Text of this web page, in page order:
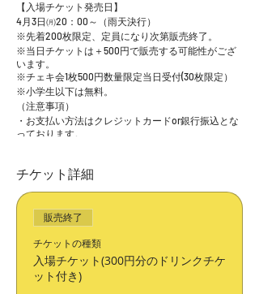
【入場チケット発売日】
4月3日㈪20：00～（雨天決行）
※先着200枚限定、定員になり次第販売終了。
※当日チケットは＋500円で販売する可能性がござ
います。
※チェキ会1枚500円数量限定当日受付(30枚限定）
※小学生以下は無料。
（注意事項）
・お支払い方法はクレジットカードor銀行振込とな
っております。
・転売目的でのチケット購入は、法令に抵触し罰せ
・荒天、災害などでイベントが中止になった場合の
み振替日を実施致します。
【当日の注意事項】
・当日は、open(18時)と同時に入場がスタート致し
ます。
※open前から待機列ができることが予想されます。
・当日は、現金のみのお支払いとなります。
チケット詳細
販売終了
チケットの種類
入場チケット(300円分のドリンクチケ
ット付き)